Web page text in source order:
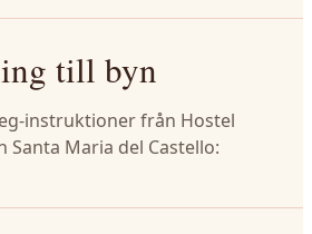
till byn
instruktioner från Hostel
Maria del Castello: